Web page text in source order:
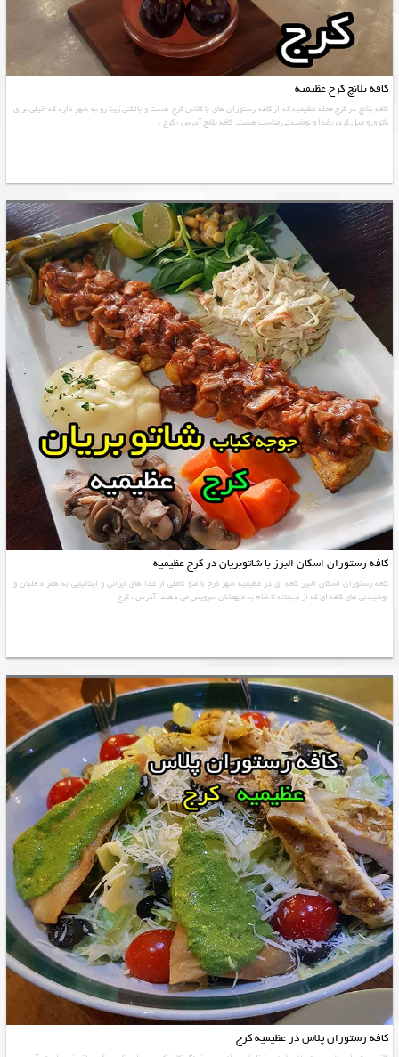
کافه بلانچ کرج عظیمیه
کافه بلانچ در کرج محله عظیمیه که از کافه رستوران های با کلاس کرج هست و بالکنی زیبا رو به شهر دارد که خیلی برای
پاتوق و میل کردن غذا و نوشیدنی مناسب هست. کافه بلانچ آدرس : کرج ،
کافه رستوران اسکان البرز با شاتوبریان در کرج عظیمیه
کافه رستوران اسکان البرز کافه ای در عظیمیه شهر کرج با منو کاملی از غذا های ایرانی و ایتالیایی به همراه قلیان و
نوشیدنی های کافه ای که از صبحانه تا شام به میهمانان سرویس می دهند. آدرس : كرج
کافه رستوران پلاس در عظیمیه کرج